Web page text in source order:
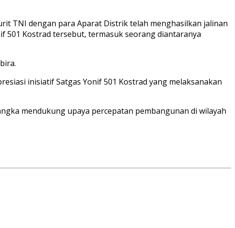
TNI dengan para Aparat Distrik telah menghasilkan jalinan
501 Kostrad tersebut, termasuk seorang diantaranya
inisiatif Satgas Yonif 501 Kostrad yang melaksanakan
mendukung upaya percepatan pembangunan di wilayah